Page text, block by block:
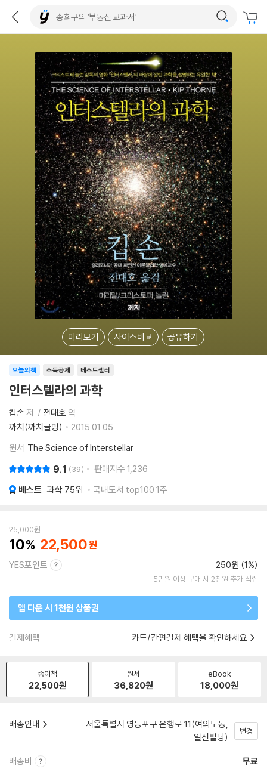
미리보기 사이즈비교 공유하기
소득공제 베스트셀러
오늘의책
인터스텔라의 과학
킵손 저 전대호 역
까치(까치글방)
2015.01.05.
원서 The Science of Interstellar
9.1 39 판매지수 1,236
베스트 과학 75위 국내도서 top100 1주
25,000원
10 22,500
YES포인트 250원 (1%)
5만원 이상 구매 시 2천원 추가 적립
앱 다운 시 1천원 상품권
결제혜택 카드/간편결제 혜택을 확인하세요
종이책
22,500원
원서
36,820원
eBook
18,000원
배송안내
서울특별시 영등포구 은행로 11(여의도동,
일신빌딩)
변경
배송비 무료